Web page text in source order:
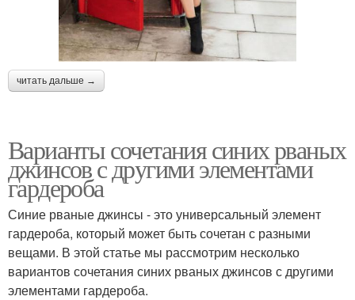
читать дальше →
Варианты сочетания синих рваных
джинсов с другими элементами
гардероба
Синие рваные джинсы - это универсальный элемент
гардероба, который может быть сочетан с разными
вещами. В этой статье мы рассмотрим несколько
вариантов сочетания синих рваных джинсов с другими
элементами гардероба.